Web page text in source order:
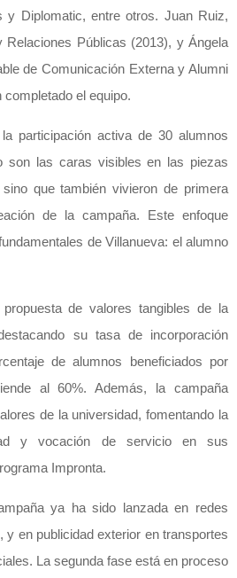
y Diplomatic, entre otros. Juan Ruiz,
Relaciones Públicas (2013), y Ángela
de Comunicación Externa y Alumni
el equipo.
participación activa de 30 alumnos
son las caras visibles en las piezas
que también vivieron de primera
de la campaña. Este enfoque
de Villanueva: el alumno
de valores tangibles de la
su tasa de incorporación
de alumnos beneficiados por
al 60%. Además, la campaña
de la universidad, fomentando la
y vocación de servicio en sus
Impronta.
ya ha sido lanzada en redes
y en publicidad exterior en transportes
La segunda fase está en proceso